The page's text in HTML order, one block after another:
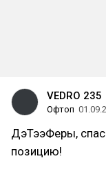
VEDRO 235
Офтоп
ДэТээФеры,
позицию!